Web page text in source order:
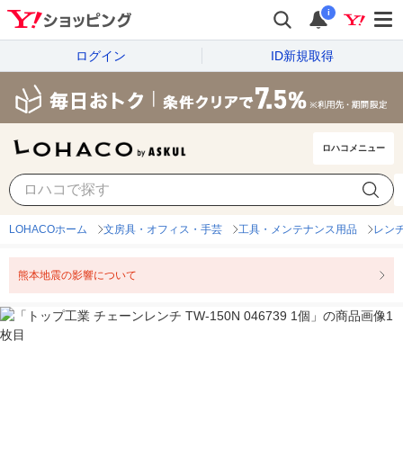
i
ログイン ID新規取得
ロハコメニュー
LOHACOホーム 文房具・オフィス・手芸 工具・メンテナンス用品 レン
熊本地震の影響について